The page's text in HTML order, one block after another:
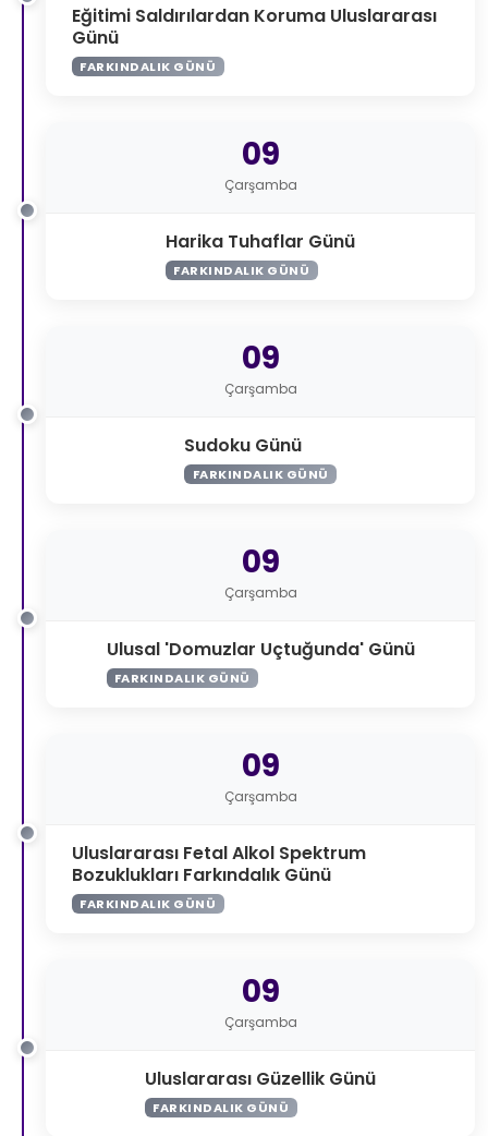
Eğitimi Saldırılardan Koruma Uluslararası
Günü
FARKINDALIK GÜNÜ
09
Çarşamba
Harika Tuhaflar Günü
FARKINDALIK GÜNÜ
09
Çarşamba
Sudoku Günü
FARKINDALIK GÜNÜ
09
Çarşamba
Ulusal 'Domuzlar Uçtuğunda' Günü
FARKINDALIK GÜNÜ
09
Çarşamba
Uluslararası Fetal Alkol Spektrum
Bozuklukları Farkındalık Günü
FARKINDALIK GÜNÜ
09
Çarşamba
Uluslararası Güzellik Günü
FARKINDALIK GÜNÜ